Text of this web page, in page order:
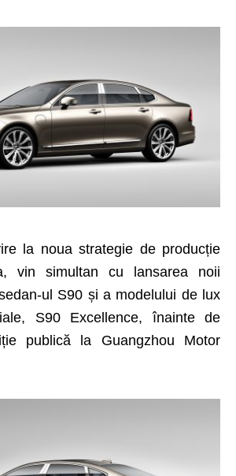
la noua strategie de producție
vin simultan cu lansarea noii
ul S90 și a modelului de lux
S90 Excellence, înainte de
publică la Guangzhou Motor